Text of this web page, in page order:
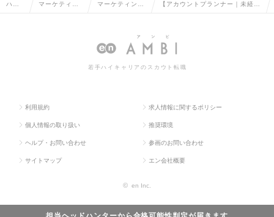
ハイ マーケティン マーケティング
ebプランナーの
【アカウントプランナー｜未経
ループでデジタルマーケに挑戦の
若手ハイキャリアのスカウト転職
利用規約 求人情報に関するポリシー
個人情報の取り扱い 推奨環境
ヘルプ・お問い合わせ 参画のお問い合わせ
サイトマップ エン会社概要
© en Inc.